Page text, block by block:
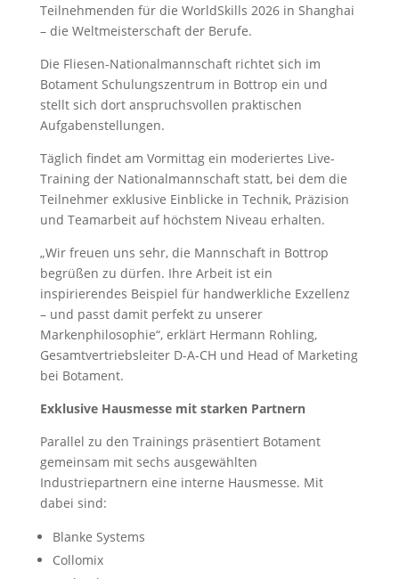
Teilnehmenden für die WorldSkills 2026 in Shanghai
– die Weltmeisterschaft der Berufe.
Die Fliesen-Nationalmannschaft richtet sich im
Botament Schulungszentrum in Bottrop ein und
stellt sich dort anspruchsvollen praktischen
Aufgabenstellungen.
Täglich findet am Vormittag ein moderiertes Live-
Training der Nationalmannschaft statt, bei dem die
Teilnehmer exklusive Einblicke in Technik, Präzision
und Teamarbeit auf höchstem Niveau erhalten.
„Wir freuen uns sehr, die Mannschaft in Bottrop
begrüßen zu dürfen. Ihre Arbeit ist ein
inspirierendes Beispiel für handwerkliche Exzellenz
– und passt damit perfekt zu unserer
Markenphilosophie“, erklärt Hermann Rohling,
Gesamtvertriebsleiter D-A-CH und Head of Marketing
bei Botament.
Exklusive Hausmesse mit starken Partnern
Parallel zu den Trainings präsentiert Botament
gemeinsam mit sechs ausgewählten
Industriepartnern eine interne Hausmesse. Mit
dabei sind:
Blanke Systems
Collomix